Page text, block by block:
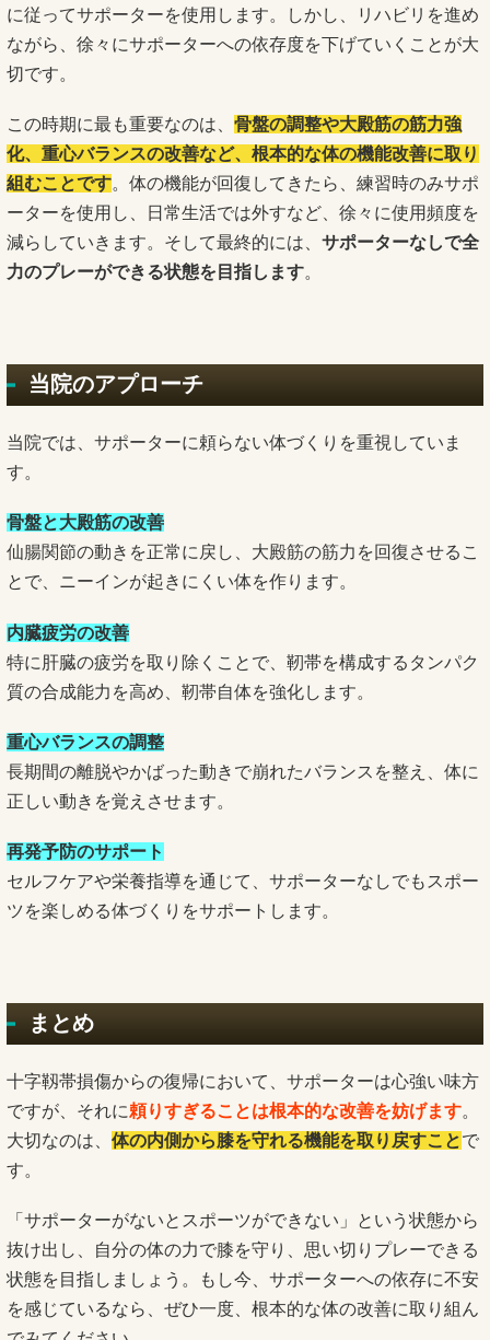
に従ってサポーターを使用します。しかし、リハビリを進め
ながら、徐々にサポーターへの依存度を下げていくことが大
切です。
この時期に最も重要なのは、 骨盤の調整や大殿筋の筋力強
化、重心バランスの改善など、根本的な体の機能改善に取り
組むことです。体の機能が回復してきたら、練習時のみサポ
ーターを使用し、日常生活では外すなど、徐々に使用頻度を
減らしていきます。そして最終的には、 サポーターなしで全
力のプレーができる状態を目指します。
当院のアプローチ
当院では、サポーターに頼らない体づくりを重視していま
す。
骨盤と大殿筋の改善
仙腸関節の動きを正常に戻し、大殿筋の筋力を回復させるこ
とで、ニーインが起きにくい体を作ります。
内臓疲労の改善
特に肝臓の疲労を取り除くことで、靭帯を構成するタンパク
質の合成能力を高め、靭帯自体を強化します。
重心バランスの調整
長期間の離脱やかばった動きで崩れたバランスを整え、体に
正しい動きを覚えさせます。
再発予防のサポート
セルフケアや栄養指導を通じて、サポーターなしでもスポー
ツを楽しめる体づくりをサポートします。
まとめ
十字靱帯損傷からの復帰において、サポーターは心強い味方
ですが、それに頼りすぎることは根本的な改善を妨げます。
大切なのは、 体の内側から膝を守れる機能を取り戻すことで
す。
「サポーターがないとスポーツができない」という状態から
抜け出し、自分の体の力で膝を守り、思い切りプレーできる
状態を目指しましょう。もし今、サポーターへの依存に不安
を感じているなら、ぜひ一度、根本的な体の改善に取り組ん